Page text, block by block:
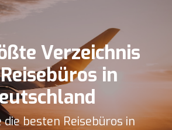
Verzeichnis
in
die besten Reisebüros in